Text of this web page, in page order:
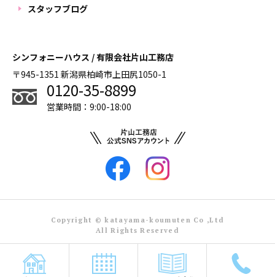
スタッフブログ
シンフォニーハウス / 有限会社片山工務店
〒945-1351 新潟県柏崎市上田尻1050-1
0120-35-8899
営業時間：9:00-18:00
Copyright © katayama-koumuten Co ,Ltd
All Rights Reserved